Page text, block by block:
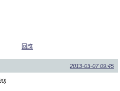
回應
2013-03-07 09:45